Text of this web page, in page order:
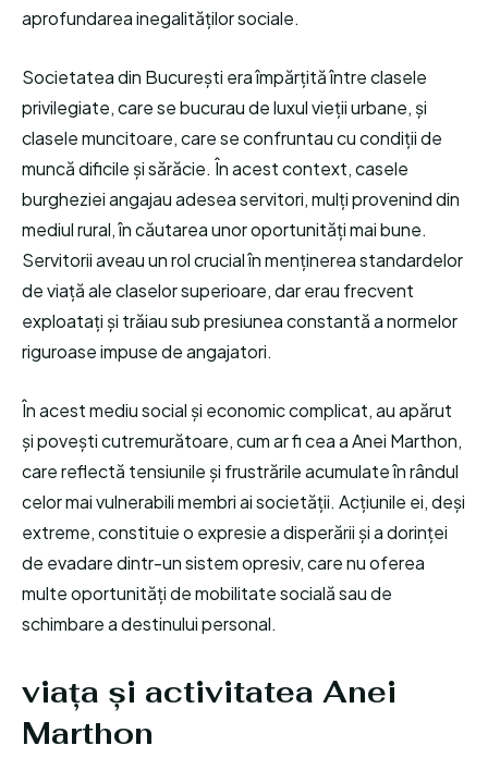
aprofundarea inegalităților sociale.
Societatea din București era împărțită între clasele
privilegiate, care se bucurau de luxul vieții urbane, și
clasele muncitoare, care se confruntau cu condiții de
muncă dificile și sărăcie. În acest context, casele
burgheziei angajau adesea servitori, mulți provenind din
mediul rural, în căutarea unor oportunități mai bune.
Servitorii aveau un rol crucial în menținerea standardelor
de viață ale claselor superioare, dar erau frecvent
exploatați și trăiau sub presiunea constantă a normelor
riguroase impuse de angajatori.
În acest mediu social și economic complicat, au apărut
și povești cutremurătoare, cum ar fi cea a Anei Marthon,
care reflectă tensiunile și frustrările acumulate în rândul
celor mai vulnerabili membri ai societății. Acțiunile ei, deși
extreme, constituie o expresie a disperării și a dorinței
de evadare dintr-un sistem opresiv, care nu oferea
multe oportunități de mobilitate socială sau de
schimbare a destinului personal.
viața și activitatea Anei
Marthon